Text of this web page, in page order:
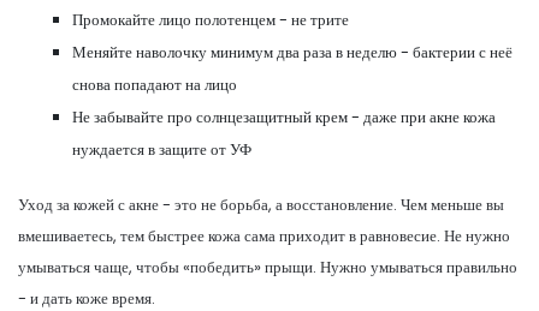
Промокайте лицо полотенцем - не трите
Меняйте наволочку минимум два раза в неделю - бактерии с неё
снова попадают на лицо
Не забывайте про солнцезащитный крем - даже при акне кожа
нуждается в защите от УФ
Уход за кожей с акне - это не борьба, а восстановление. Чем меньше вы
вмешиваетесь, тем быстрее кожа сама приходит в равновесие. Не нужно
умываться чаще, чтобы «победить» прыщи. Нужно умываться правильно
- и дать коже время.